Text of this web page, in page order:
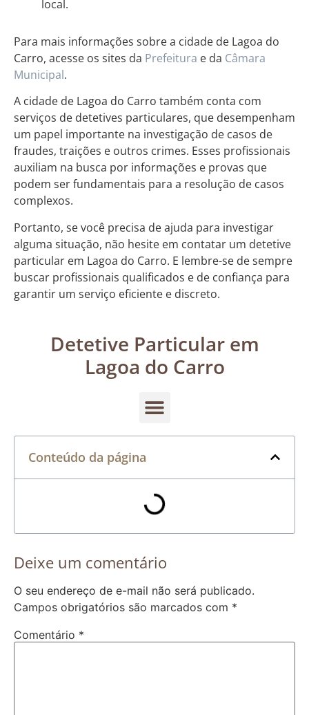
local.
Para mais informações sobre a cidade de Lagoa do
Carro, acesse os sites da Prefeitura e da Câmara
Municipal.
A cidade de Lagoa do Carro também conta com
serviços de detetives particulares, que desempenham
um papel importante na investigação de casos de
fraudes, traições e outros crimes. Esses profissionais
auxiliam na busca por informações e provas que
podem ser fundamentais para a resolução de casos
complexos.
Portanto, se você precisa de ajuda para investigar
alguma situação, não hesite em contatar um detetive
particular em Lagoa do Carro. E lembre-se de sempre
buscar profissionais qualificados e de confiança para
garantir um serviço eficiente e discreto.
Detetive Particular em
Lagoa do Carro
Conteúdo da página
Deixe um comentário
O seu endereço de e-mail não será publicado.
Campos obrigatórios são marcados com *
Comentário *